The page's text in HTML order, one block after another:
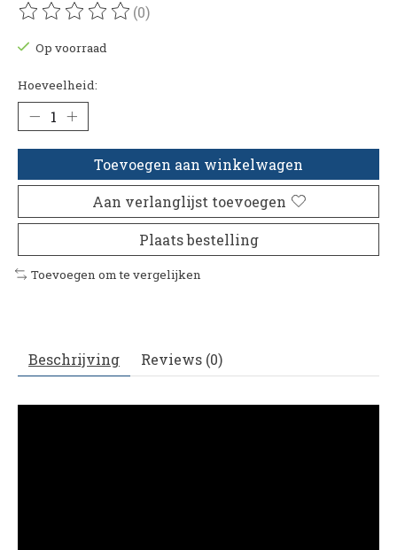
De beoordeling van dit product is
(0)
Op voorraad
Hoeveelheid:
Toevoegen aan winkelwagen
Aan verlanglijst toevoegen
Plaats bestelling
Toevoegen om te vergelijken
Beschrijving Reviews (0)